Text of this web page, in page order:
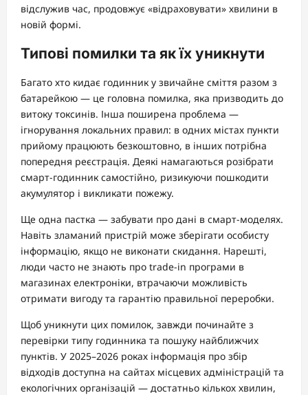
відслужив час, продовжує «відраховувати» хвилини в
новій формі.
Типові помилки та як їх уникнути
Багато хто кидає годинник у звичайне сміття разом з
батарейкою — це головна помилка, яка призводить до
витоку токсинів. Інша поширена проблема —
ігнорування локальних правил: в одних містах пункти
прийому працюють безкоштовно, в інших потрібна
попередня реєстрація. Деякі намагаються розібрати
смарт-годинник самостійно, ризикуючи пошкодити
акумулятор і викликати пожежу.
Ще одна пастка — забувати про дані в смарт-моделях.
Навіть зламаний пристрій може зберігати особисту
інформацію, якщо не виконати скидання. Нарешті,
люди часто не знають про trade-in програми в
магазинах електроніки, втрачаючи можливість
отримати вигоду та гарантію правильної переробки.
Щоб уникнути цих помилок, завжди починайте з
перевірки типу годинника та пошуку найближчих
пунктів. У 2025–2026 роках інформація про збір
відходів доступна на сайтах місцевих адміністрацій та
екологічних організацій — достатньо кількох хвилин,